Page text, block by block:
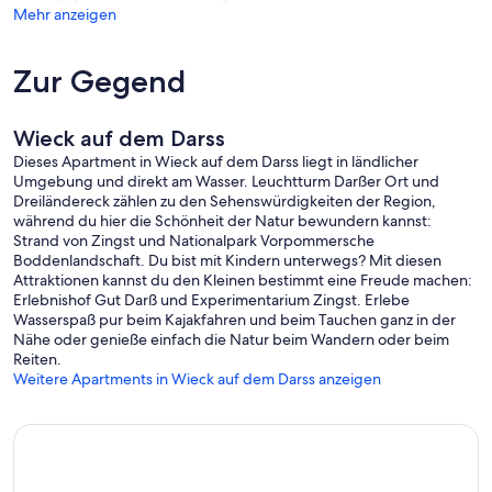
Das Bild des ehemaligen Fischerdorfes wird durch die überwiegend
Die Einzigartigkeit und Ruhe der Boddenlandschaft lässt sich in
Wieck entspannt
unmittelbar an den
Ort und bietet viele Möglichkeiten für Spaziergänge.
Das gut ausgebaute Radwegenetz lädt zu ausgedehnten Radtouren
ein.
Der Bodden bietet hervorragende Wassersportmöglichkeiten für
Segler, Angler
der Surfer, besonders am Wasserwanderrastplatz.
Im ehemaligen Wiecker Schulgebäude findet man das
Nationalpark- und
Gästezentrum Darßer Arche.
Hier kann man sich umfassend über die Besonderheiten des
Vorpommersche Boddenlandschaft informieren.
Mehr anzeigen
Zur Gegend
Wieck auf dem Darss
Dieses Apartment in Wieck auf dem Darss liegt in ländlicher
Umgebung und direkt am Wasser. Leuchtturm Darßer Ort und
Dreiländereck zählen zu den Sehenswürdigkeiten der Region,
während du hier die Schönheit der Natur bewundern kannst:
Strand von Zingst und Nationalpark Vorpommersche
Boddenlandschaft. Du bist mit Kindern unterwegs? Mit diesen
Attraktionen kannst du den Kleinen bestimmt eine Freude machen:
Erlebnishof Gut Darß und Experimentarium Zingst. Erlebe
Wasserspaß pur beim Kajakfahren und beim Tauchen ganz in der
Nähe oder genieße einfach die Natur beim Wandern oder beim
Reiten.
Weitere Apartments in Wieck auf dem Darss anzeigen